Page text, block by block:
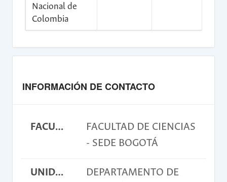
Nacional de
Colombia
INFORMACIÓN DE CONTACTO
FACULTAD
FACULTAD DE CIENCIAS
- SEDE BOGOTÁ
UNIDAD ACADÉMICA BÁSICA
DEPARTAMENTO DE